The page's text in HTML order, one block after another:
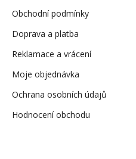
Obchodní podmínky
Doprava a platba
Reklamace a vrácení
Moje objednávka
Ochrana osobních údajů
Hodnocení obchodu